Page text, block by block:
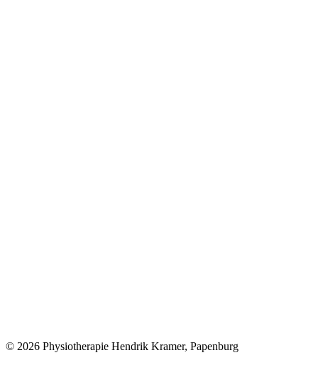
© 2026 Physiotherapie Hendrik Kramer, Papenburg